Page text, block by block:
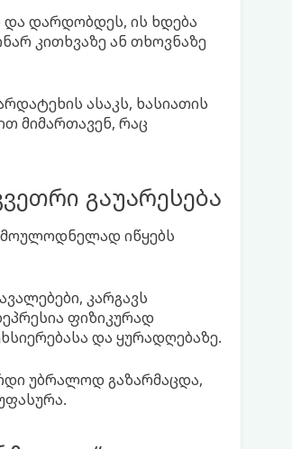
და დარდობდეს, ის ხდება
კითხვაზე ან თხოვნაზე
ასაკს, ხასიათის
მიმართავენ, რაც
გაუარესება
იწყებს
კარგავს
ფიზიკურად
და ყურადღებაზე.
უბრალოდ გაზარმაცდა,